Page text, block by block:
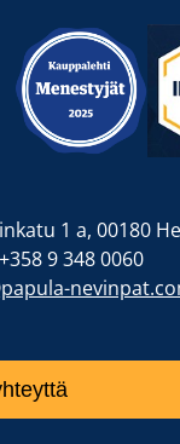
1 a, 00180
+358 9 348 0060